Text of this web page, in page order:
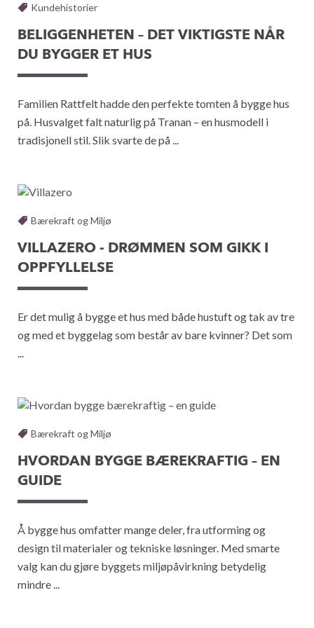
Kundehistorier
BELIGGENHETEN – DET VIKTIGSTE NÅR
DU BYGGER ET HUS
Familien Rattfelt hadde den perfekte tomten å bygge hus
på. Husvalget falt naturlig på Tranan – en husmodell i
tradisjonell stil. Slik svarte de på ...
Bærekraft og Miljø
VILLAZERO - DRØMMEN SOM GIKK I
OPPFYLLELSE
Er det mulig å bygge et hus med både hustuft og tak av tre
og med et byggelag som består av bare kvinner? Det som
...
Bærekraft og Miljø
HVORDAN BYGGE BÆREKRAFTIG – EN
GUIDE
Å bygge hus omfatter mange deler, fra utforming og
design til materialer og tekniske løsninger. Med smarte
valg kan du gjøre byggets miljøpåvirkning betydelig
mindre ...